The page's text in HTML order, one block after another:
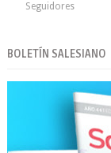
Seguidores
BOLETÍN SALESIANO